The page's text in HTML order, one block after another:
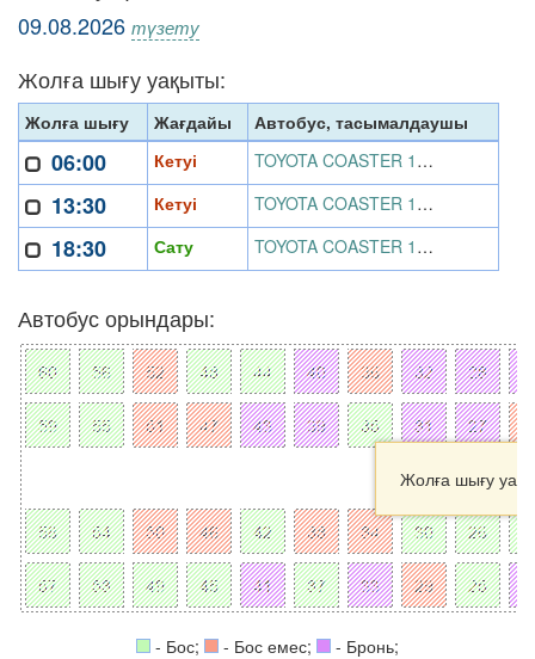
09.08.2026 түзету
Жолға шығу уақыты:
Жолға шығу Жағдайы Автобус, тасымалдаушы
06:00 Кетуі TOYOTA COASTER 137 BE 12, «БатысАвтоПарк» ЖШС
13:30 Кетуі TOYOTA COASTER 137 BE 12, «БатысАвтоПарк» ЖШС
18:30 Сату TOYOTA COASTER 137 BE 12, «БатысАвтоПарк» ЖШС
Автобус орындары:
Жолға шығу
- Бос; - Бос емес; - Бронь;